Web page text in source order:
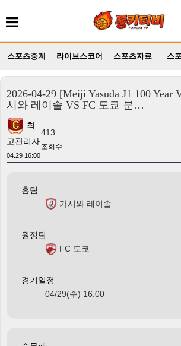
스포츠중계 라이브스코어 스포츠자료 스
2026-04-29 [Meiji Yasuda J1 100 Year
시와 레이솔 VS FC 도쿄 분…
최
고관리자
04.29 16:00
413
조회수
홈팀
가시와 레이솔
원정팀
FC 도쿄
경기일정
04/29(수) 16:00